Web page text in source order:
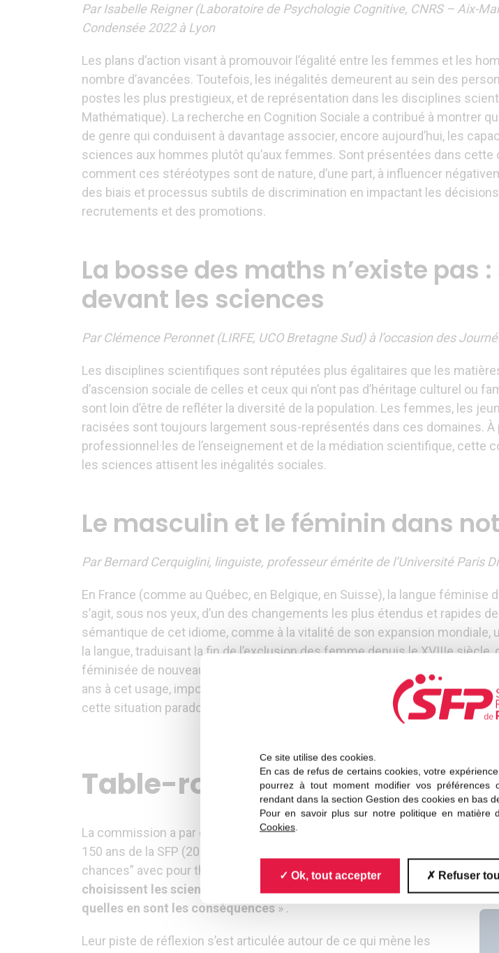
Ce site utilise des cookies.
En cas de refus de certains cookies, votre
pourrez à tout moment modifier vos préférences
rendant dans la section Gestion des cookies en bas
Pour en savoir plus sur notre politique en matière
Cookies.
Ok, tout accepter Refuser
Par Isabelle Reigner (Laboratoire de Psychologie Cognitive, CNRS – Aix-
Condensée 2022 à Lyon
Les plans d’action visant à promouvoir l’égalité entre les femmes et les
nombre d’avancées. Toutefois, les inégalités demeurent au sein des
postes les plus prestigieux, et de représentation dans les disciplines
Mathématique). La recherche en Cognition Sociale a contribué à montrer
de genre qui conduisent à davantage associer, encore aujourd’hui, les
sciences aux hommes plutôt qu’aux femmes. Sont présentées dans
comment ces stéréotypes sont de nature, d’une part, à influencer
des biais et processus subtils de discrimination en impactant les
recrutements et des promotions.
La bosse des maths n’existe pas
devant les sciences
Par Clémence Peronnet (LIRFE, UCO Bretagne Sud) à l’occasion des
Les disciplines scientifiques sont réputées plus égalitaires que les
d’ascension sociale de celles et ceux qui n’ont pas d’héritage culturel ou
sont loin d’être de refléter la diversité de la population. Les femmes, les
racisées sont toujours largement sous-représentés dans ces domaines. À
professionnel·les de l’enseignement et de la médiation scientifique, cette
les sciences attisent les inégalités sociales.
Le masculin et le féminin dans
Par Bernard Cerquiglini, linguiste, professeur émérite de l’Université Paris
En France (comme au Québec, en Belgique, en Suisse), la langue
s’agit, sous nos yeux, d’un des changements les plus étendus et rapides
sémantique de cet idiome, comme à la vitalité de son expansion
la langue, traduisant la fin de l’exclusion des femme depuis le XVIIIe
féminisée de nouveau. Or les instances normatives en France
ans à cet usage, imposant des constructions qui outragent la syntaxe et
cette situation paradoxale ?
Table-rondes sur la Parité et
La commission a par exemple organisé pour le Congrès Général des
150 ans de la SFP (2013) une session “Parité et égalité des
chances” avec pour thème «
Pourquoi si peu de jeunes femmes
choisissent les sciences au lycée puis dans le supérieur? Et
quelles en sont les conséquences» .
Leur piste de réflexion s’est articulée autour de ce qui mène les